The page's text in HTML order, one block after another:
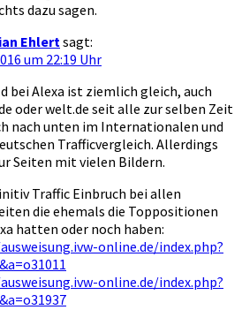
dazu sagen.
Ehlertsagt:
um 22:19 Uhr
bei Alexa ist ziemlich gleich, auch
oder welt.de seit alle zur selben Zeit
nach unten im Internationalen und
Trafficvergleich. Allerdings
Seiten mit vielen Bildern.
Traffic Einbruch bei allen
die ehemals die Toppositionen
hatten oder noch haben:
online.de/index.php?
online.de/index.php?